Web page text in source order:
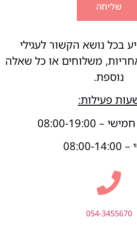
שליחה
בכל נושא הקשור לעגילי
משלוחים או כל שאלה
נוספת.
פעילות:
08:00-19:00
14:00
054-3455670